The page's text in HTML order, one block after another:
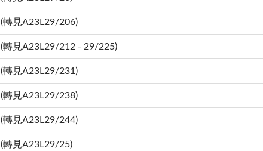
(轉見A23L29/206)
(轉見A23L29/212 - 29/225)
(轉見A23L29/231)
(轉見A23L29/238)
(轉見A23L29/244)
(轉見A23L29/25)